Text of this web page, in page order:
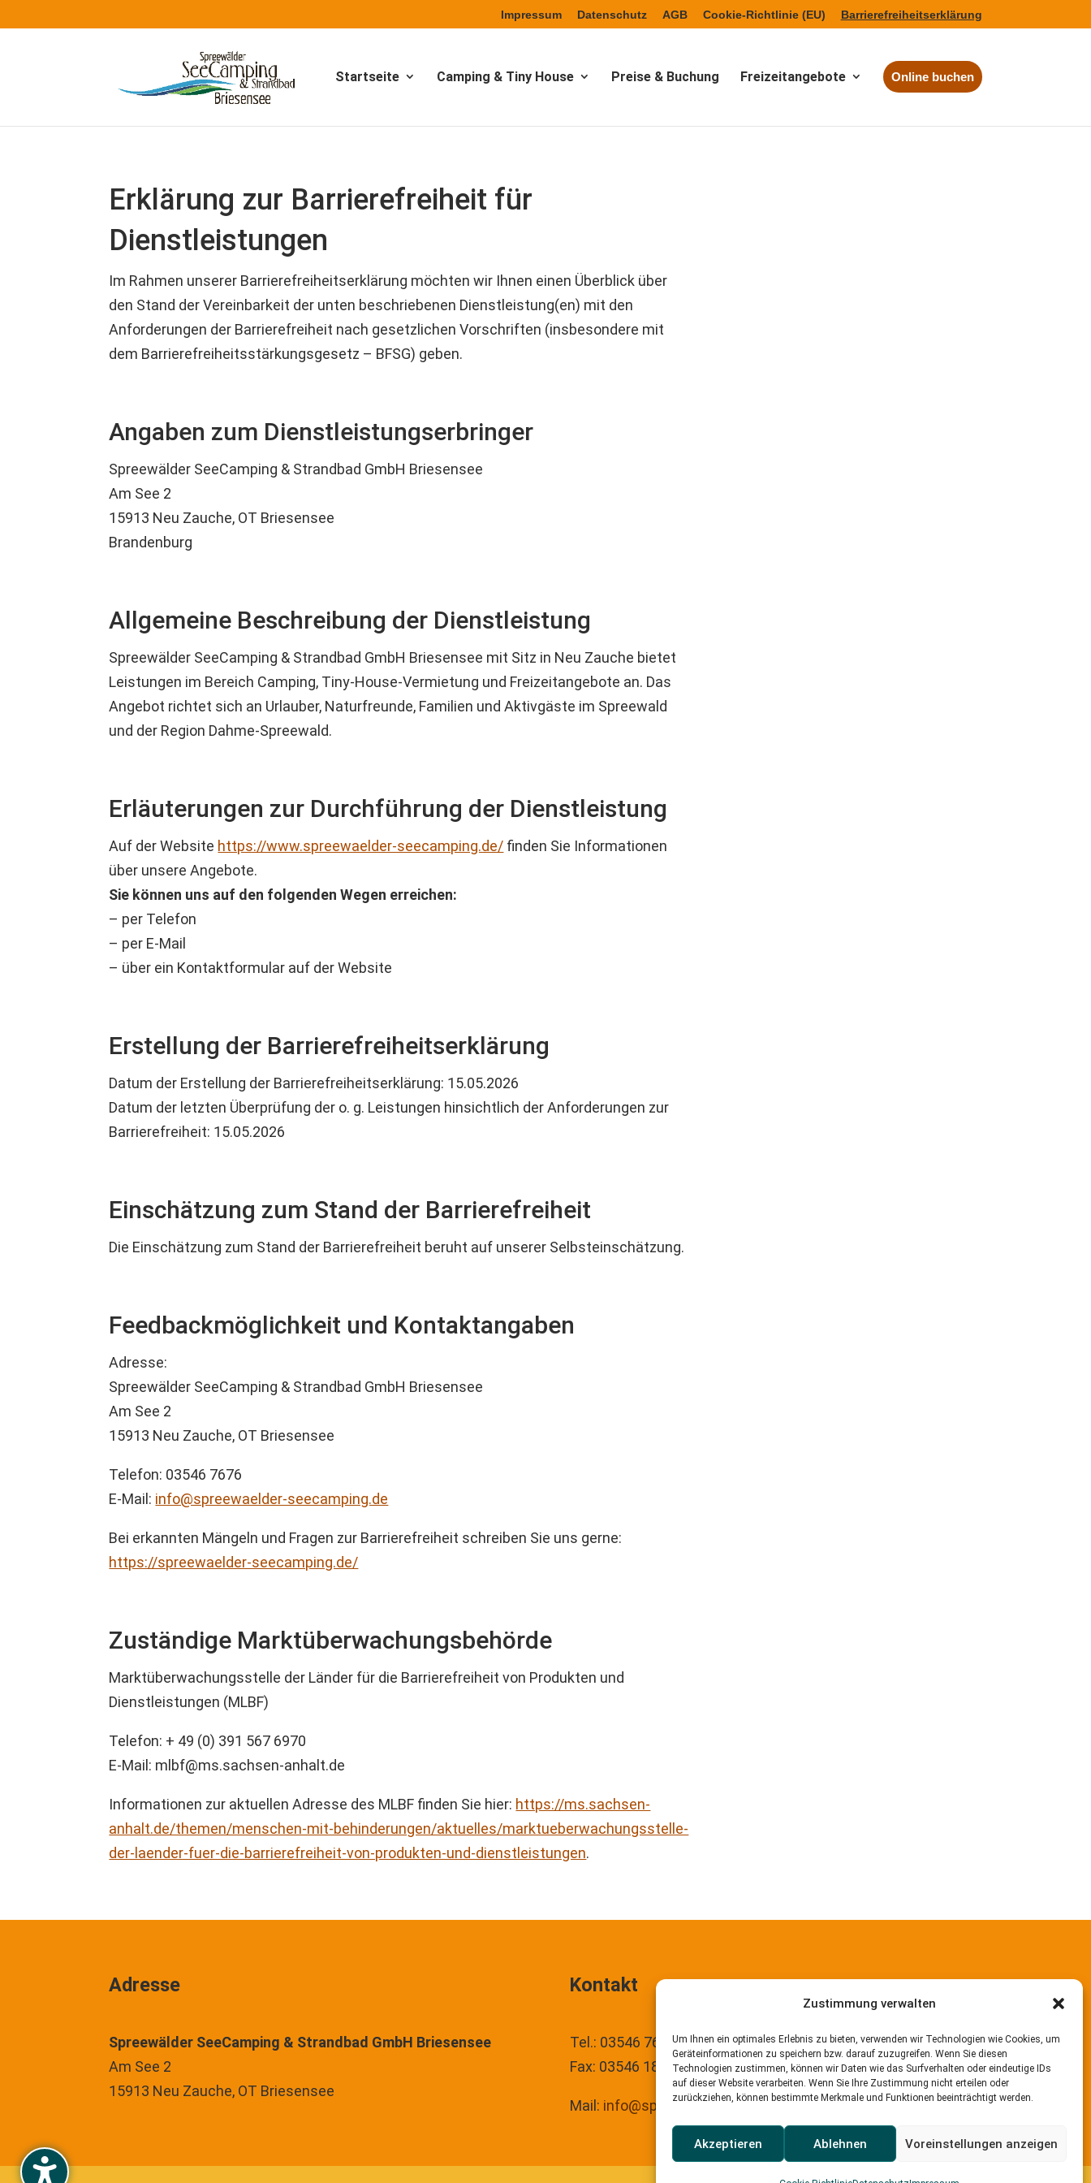
Zustimmung verwalten
Um Ihnen ein optimales Erlebnis zu bieten, verwenden wir Technologien wie Cookies, um
Geräteinformationen zu speichern bzw. darauf zuzugreifen. Wenn Sie diesen
Technologien zustimmen, können wir Daten wie das Surfverhalten oder eindeutige IDs
auf dieser Website verarbeiten. Wenn Sie Ihre Zustimmung nicht erteilen oder
zurückziehen, können bestimmte Merkmale und Funktionen beeinträchtigt werden.
Akzeptieren Ablehnen Voreinstellungen anzeigen
Impressum Datenschutz AGB Cookie-Richtlinie (EU) Barrierefreiheitserklärung
Startseite Camping & Tiny House Preise & Buchung Freizeitangebote Online buchen
Erklärung zur Barrierefreiheit für
Dienstleistungen
Im Rahmen unserer Barrierefreiheitserklärung möchten wir Ihnen einen Überblick über
den Stand der Vereinbarkeit der unten beschriebenen Dienstleistung(en) mit den
Anforderungen der Barrierefreiheit nach gesetzlichen Vorschriften (insbesondere mit
dem Barrierefreiheitsstärkungsgesetz – BFSG) geben.
Angaben zum Dienstleistungserbringer
Spreewälder SeeCamping & Strandbad GmbH Briesensee
Am See 2
15913 Neu Zauche, OT Briesensee
Brandenburg
Allgemeine Beschreibung der Dienstleistung
Spreewälder SeeCamping & Strandbad GmbH Briesensee mit Sitz in Neu Zauche bietet
Leistungen im Bereich Camping, Tiny-House-Vermietung und Freizeitangebote an. Das
Angebot richtet sich an Urlauber, Naturfreunde, Familien und Aktivgäste im Spreewald
und der Region Dahme-Spreewald.
Erläuterungen zur Durchführung der Dienstleistung
Auf der Website https://www.spreewaelder-seecamping.de/ finden Sie Informationen
über unsere Angebote.
Sie können uns auf den folgenden Wegen erreichen:
– per Telefon
– per E-Mail
– über ein Kontaktformular auf der Website
Erstellung der Barrierefreiheitserklärung
Datum der Erstellung der Barrierefreiheitserklärung: 15.05.2026
Datum der letzten Überprüfung der o. g. Leistungen hinsichtlich der Anforderungen zur
Barrierefreiheit: 15.05.2026
Einschätzung zum Stand der Barrierefreiheit
Die Einschätzung zum Stand der Barrierefreiheit beruht auf unserer Selbsteinschätzung.
Feedbackmöglichkeit und Kontaktangaben
Adresse:
Spreewälder SeeCamping & Strandbad GmbH Briesensee
Am See 2
15913 Neu Zauche, OT Briesensee
Telefon: 03546 7676
E-Mail: info@spreewaelder-seecamping.de
Bei erkannten Mängeln und Fragen zur Barrierefreiheit schreiben Sie uns gerne:
https://spreewaelder-seecamping.de/
Zuständige Marktüberwachungsbehörde
Marktüberwachungsstelle der Länder für die Barrierefreiheit von Produkten und
Dienstleistungen (MLBF)
Telefon: + 49 (0) 391 567 6970
E-Mail: mlbf@ms.sachsen-anhalt.de
Informationen zur aktuellen Adresse des MLBF finden Sie hier: https://ms.sachsen-
anhalt.de/themen/menschen-mit-behinderungen/aktuelles/marktueberwachungsstelle-
der-laender-fuer-die-barrierefreiheit-von-produkten-und-dienstleistungen.
Adresse
Spreewälder SeeCamping & Strandbad GmbH Briesensee
Am See 2
15913 Neu Zauche, OT Briesensee
Kontakt
Tel.: 03546 7676
Fax: 03546 186913
Mail: info@spreewaelder-seecamping.de